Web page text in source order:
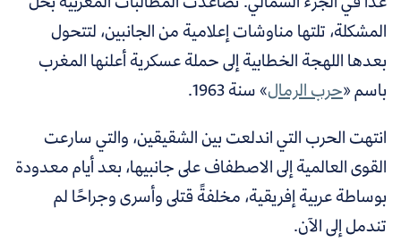
المشكلة، تلتها مناوشات إعلامية من الجانبين، لتتحول
بعدها اللهجة الخطابية إلى حملة عسكرية أعلنها المغرب
باسم «حرب الرمال»سنة 1963.
انتهت الحرب التي اندلعت بين الشقيقين، والتي سارعت
القوى العالمية إلى الاصطفاف على جانبيها، بعد أيام معدودة
بوساطة عربية إفريقية، مخلفةً قتلى وأسرى وجراحًا لم
تندمل إلى الآن.